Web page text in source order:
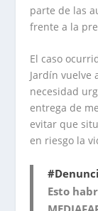
parte de las
frente a la
El caso
Jardín vuelve
necesidad
entrega de
evitar que
en riesgo la
Esto